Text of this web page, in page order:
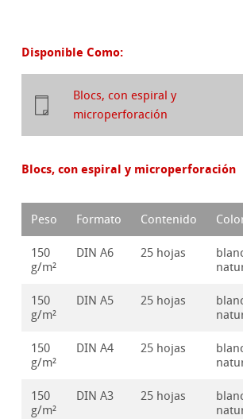
Disponible Como:
Blocs, con espiral y
microperforación
Blocs, con espiral y microperforación
Peso Formato Contenido
150
g/m²
DIN A6 25 hojas
150
g/m²
DIN A5 25 hojas
150
g/m²
DIN A4 25 hojas
150
g/m²
DIN A3 25 hojas